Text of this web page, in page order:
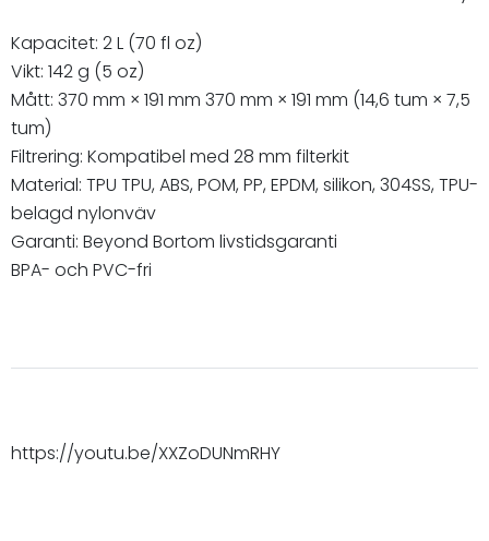
Kapacitet: 2 L (70 fl oz)
Vikt: 142 g (5 oz)
Mått: 370 mm × 191 mm 370 mm × 191 mm (14,6 tum × 7,5
tum)
Filtrering: Kompatibel med 28 mm filterkit
Material: TPU TPU, ABS, POM, PP, EPDM, silikon, 304SS, TPU-
belagd nylonväv
Garanti: Beyond Bortom livstidsgaranti
BPA- och PVC-fri
https://youtu.be/XXZoDUNmRHY